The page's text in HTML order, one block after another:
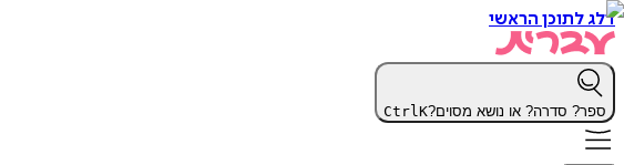
דלג לתוכן הראשי
ספר? סדרה? או נושא מסוים? CtrlK